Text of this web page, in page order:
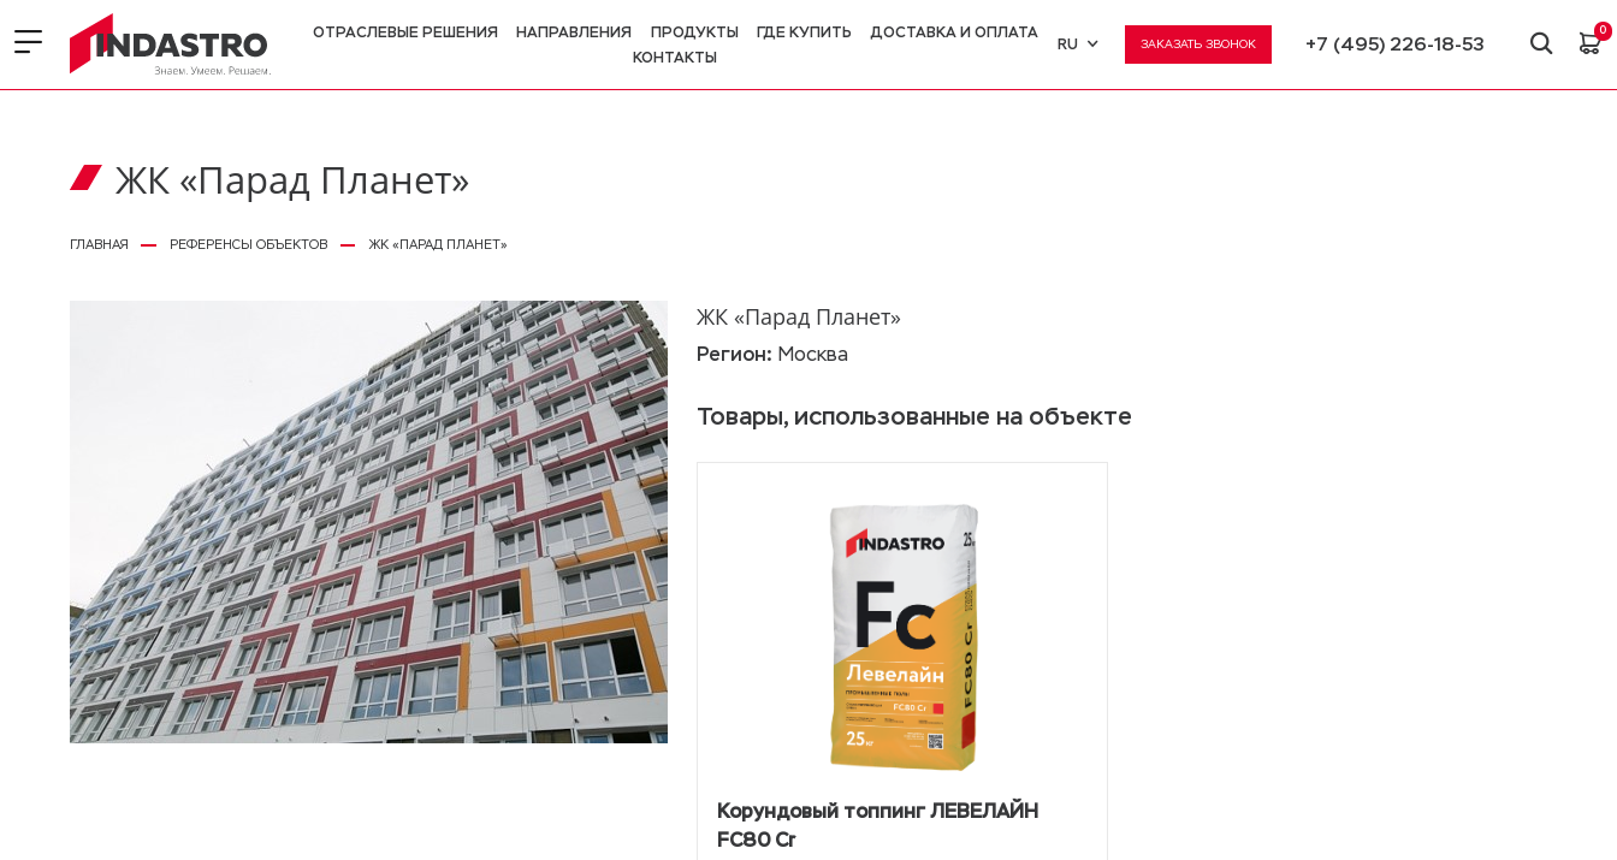
ОТРАСЛЕВЫЕ РЕШЕНИЯ НАПРАВЛЕНИЯ ПРОДУКТЫ ГДЕ КУПИТЬ
ДОСТАВКА И ОПЛАТА
КОНТАКТЫ
RU
RU
ЗАКАЗАТЬ ЗВОНОК +7 (495) 226-18-53
0
ЖК «Парад Планет»
ГЛАВНАЯ РЕФЕРЕНСЫ ОБЪЕКТОВ ЖК «ПАРАД ПЛАНЕТ»
ЖК «Парад Планет»
Регион: Москва
Товары, использованные на объекте
Корундовый топпинг ЛЕВЕЛАЙН
FC80 Cr